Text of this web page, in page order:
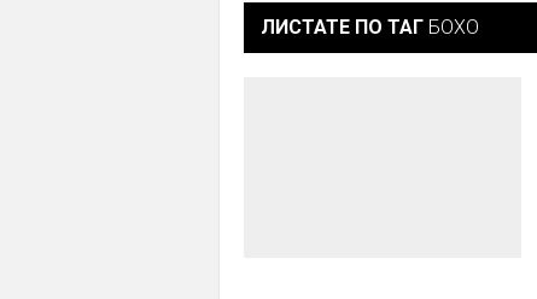
ЛИСТАТЕ ПО ТАГ БОХО